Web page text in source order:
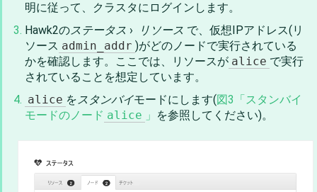
明に従って、クラスタにログインします。
Hawk2のステータス › リソース で、仮想IPアドレス(リ
ソース admin_addr )がどのノードで実行されている
かを確認します。ここでは、リソースが alice で実行
されていることを想定しています。
alice をスタンバイモードにします(図3「スタンバイ
モードのノード alice 」 を参照してください)。